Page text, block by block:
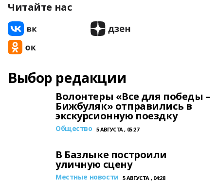
Читайте нас
Выбор редакции
Волонтеры «Все для победы –
Бижбуляк» отправились в
экскурсионную поездку
Общество 5 АВГУСТА , 05:27
В Базлыке построили
уличную сцену
Местные новости 5 АВГУСТА , 04:28